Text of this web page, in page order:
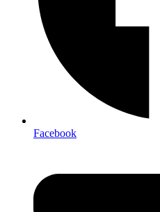
Facebook